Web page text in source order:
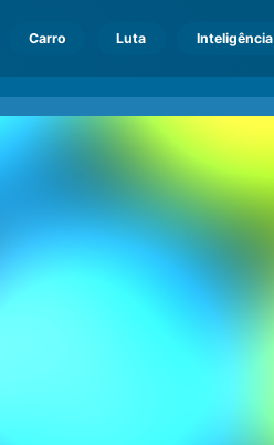
Carro Luta Inteligência